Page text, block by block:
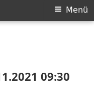
Menü
09:30